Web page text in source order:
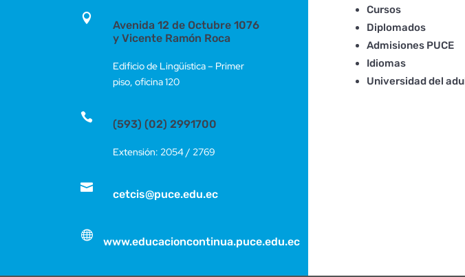

Avenida 12 de Octubre 1076
y Vicente Ramón Roca
Edificio de Lingüística – Primer
piso, oficina 120

(593) (02) 2991700
Extensión: 2054 / 2769

cetcis@puce.edu.ec

www.educacioncontinua.puce.edu.ec
Cursos
Diplomados
Admisiones PUCE
Idiomas
Universidad del